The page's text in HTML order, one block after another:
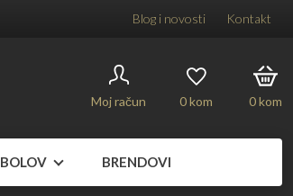
Blog i novosti Kontakt
Moj račun 0kom 0kom
BRENDOVI